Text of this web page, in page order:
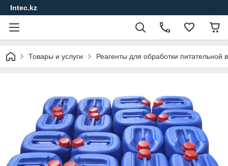
Intec.kz
Товары и услуги Реагенты для обработки питательной